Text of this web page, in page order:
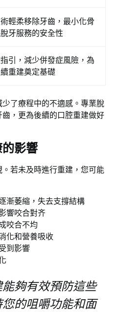
輕柔移除牙齒，最小化骨
牙服務的安全性
引，減少併發症風險，為
重建奠定基礎
了療程中的不適感。專業脫
，更為後續的口腔重建做好
影響
若未及時進行重建，您可能
漸萎縮，失去支撐結構
響咬合對齐
咬合不均
化和營養吸收
到影響
能夠有效預防這些
的咀嚼功能和面